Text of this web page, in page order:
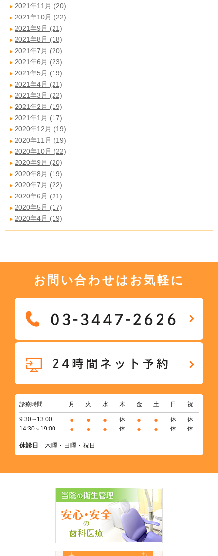
2021年11月 (20)
2021年10月 (22)
2021年9月 (21)
2021年8月 (18)
2021年7月 (20)
2021年6月 (23)
2021年5月 (19)
2021年4月 (21)
2021年3月 (22)
2021年2月 (19)
2021年1月 (17)
2020年12月 (19)
2020年11月 (19)
2020年10月 (22)
2020年9月 (20)
2020年8月 (19)
2020年7月 (22)
2020年6月 (21)
2020年5月 (17)
2020年4月 (19)
お問い合わせはお気軽に
診療時間 月 火 水 木 金 土 日 祝
9:30～13:00 ● ● ● 休 ● ● 休
休
14:30～19:00
● ● ● 休 ● ● 休 休
休診日 木曜・日曜・祝日